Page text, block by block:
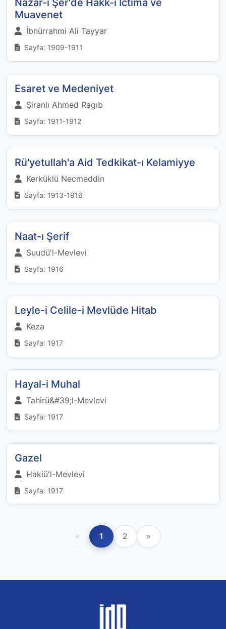
Muavenet
İbnürrahmi Ali Tayyar
Sayfa: 1909-1911
Esaret ve Medeniyet
Şiranlı Ahmed Ragıb
Sayfa: 1911-1912
Rü'yetullah'a Aid Tedkikat-ı Kelamiyye
Kerküklü Necmeddin
Sayfa: 1913-1916
Naat-ı Şerif
Suudü'l-Mevlevi
Sayfa: 1916
Leyle-i Celile-i Mevlüde Hitab
Keza
Sayfa: 1917
Hayal-i Muhal
Tahirü&#39;l-Mevlevi
Sayfa: 1917
Gazel
Hakiü'l-Mevlevi
Sayfa: 1917
« 1 2 »